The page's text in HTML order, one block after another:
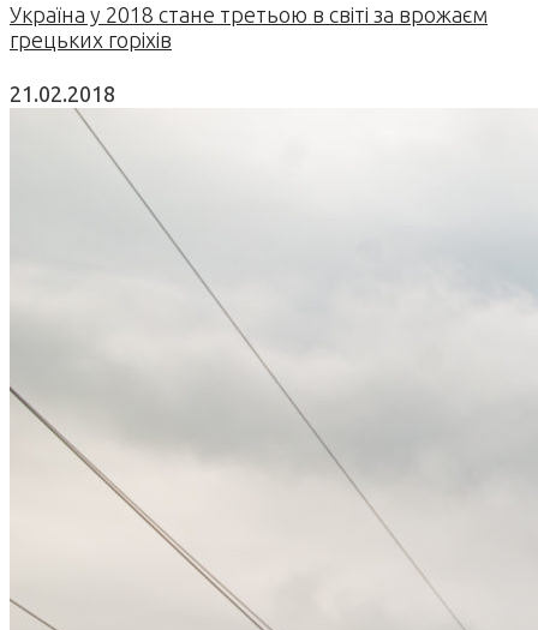
Україна у 2018 стане третьою в світі за врожаєм
грецьких горіхів
21.02.2018